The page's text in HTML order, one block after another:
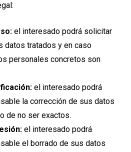
el interesado podrá solicitar
datos tratados y en caso
personales concretos son
el interesado podrá
la corrección de sus datos
de no ser exactos.
el interesado podrá
el borrado de sus datos